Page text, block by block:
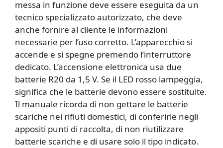
messa in funzione deve essere eseguita da un
tecnico specializzato autorizzato, che deve
anche fornire al cliente le informazioni
necessarie per l’uso corretto. L’apparecchio si
accende e si spegne premendo l’interruttore
dedicato. L’accensione elettronica usa due
batterie R20 da 1,5 V. Se il LED rosso lampeggia,
significa che le batterie devono essere sostituite.
Il manuale ricorda di non gettare le batterie
scariche nei rifiuti domestici, di conferirle negli
appositi punti di raccolta, di non riutilizzare
batterie scariche e di usare solo il tipo indicato.